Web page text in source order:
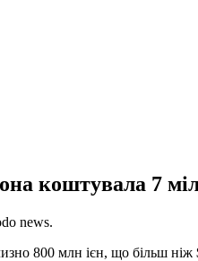
коштувала 7
news.
800 млн ієн, що більш